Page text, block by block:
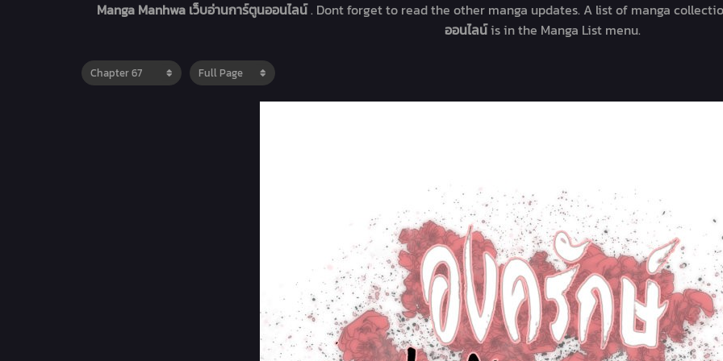
Manga Manhwa เว็บอ่านการ์ตูนออนไลน์. Dont forget to read the other manga updates. A list of manga
ออนไลน์is in the Manga List menu.